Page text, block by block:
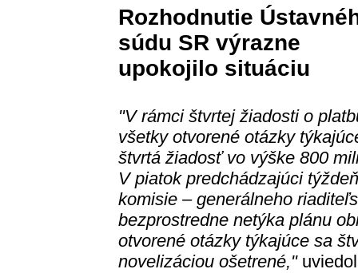
Rozhodnutie
súdu SR výrazne
upokojilo situáciu
"V rámci štvrtej žiadosti o
všetky otvorené otázky
štvrtá žiadosť vo výške 800
V piatok predchádzajúci
komisie – generálneho
bezprostredne netýka plánu
otvorené otázky týkajúce sa
novelizáciou ošetrené,"